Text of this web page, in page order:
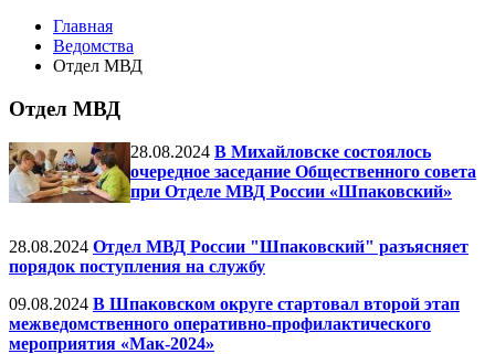
Главная
Ведомства
Отдел МВД
Отдел МВД
28.08.2024 В Михайловске состоялось
очередное заседание Общественного совета
при Отделе МВД России «Шпаковский»
28.08.2024 Отдел МВД России "Шпаковский" разъясняет
порядок поступления на службу
09.08.2024 В Шпаковском округе стартовал второй этап
межведомственного оперативно-профилактического
мероприятия «Мак-2024»